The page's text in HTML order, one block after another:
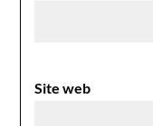
Site web